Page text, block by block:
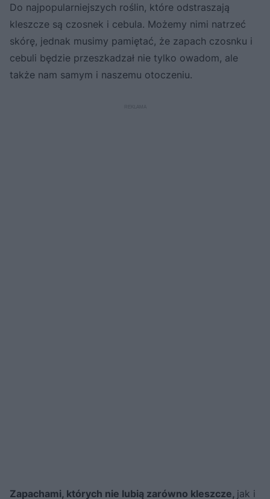
Do najpopularniejszych roślin, które odstraszają
kleszcze są czosnek i cebula. Możemy nimi natrzeć
skórę, jednak musimy pamiętać, że zapach czosnku i
cebuli będzie przeszkadzał nie tylko owadom, ale
także nam samym i naszemu otoczeniu.
Zapachami, których nie lubią zarówno kleszcze, jak i